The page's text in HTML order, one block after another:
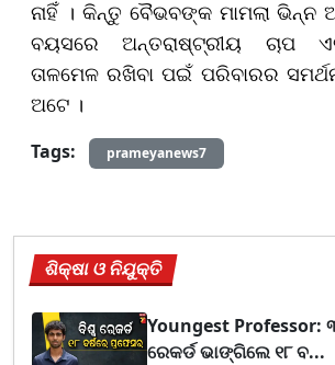
ନାହିଁ । କିନ୍ତୁ ବୈଭବଙ୍କ ମାମଲା ଭିନ୍ନ
ବୟସରେ ଅନ୍ତରାଷ୍ଟ୍ରୀୟ ଚାପ
ତାଳମେଳ ରଖିବା ପଇଁ ପରିବାରର
ଅଟେ ।
Tags: prameyanews7
ଶିକ୍ଷା ଓ ନିଯୁକ୍ତି
Youngest Professor:
ରେକର୍ଡ ଭାଙ୍ଗିଲେ ୧୮ ବ...